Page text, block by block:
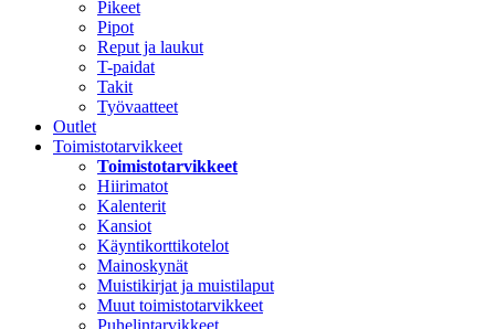
Pikeet
Pipot
Reput ja laukut
T-paidat
Takit
Työvaatteet
Outlet
Toimistotarvikkeet
Toimistotarvikkeet
Hiirimatot
Kalenterit
Kansiot
Käyntikorttikotelot
Mainoskynät
Muistikirjat ja muistilaput
Muut toimistotarvikkeet
Puhelintarvikkeet